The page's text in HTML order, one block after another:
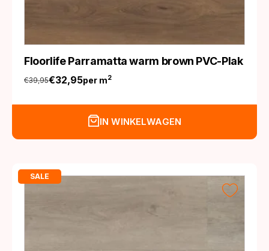
Floorlife Parramatta warm brown PVC-Plak
€39,95
Oorspronkelijke
prijs
€32,95
Huidige
prijs
per m2
IN WINKELWAGEN
SALE